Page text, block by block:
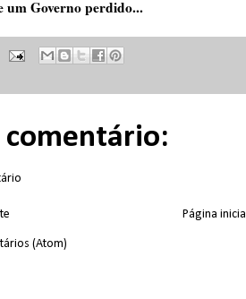
um Governo perdido...
comentário:
Página inicial
(Atom)